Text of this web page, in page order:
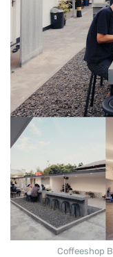
Coffeeshop